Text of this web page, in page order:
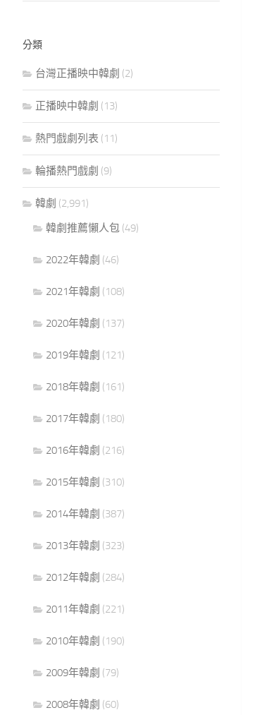
分類
台灣正播映中韓劇 (2)
正播映中韓劇 (13)
熱門戲劇列表 (11)
輪播熱門戲劇 (9)
韓劇 (2,991)
韓劇推薦懶人包 (49)
2022年韓劇 (46)
2021年韓劇 (108)
2020年韓劇 (137)
2019年韓劇 (121)
2018年韓劇 (161)
2017年韓劇 (180)
2016年韓劇 (216)
2015年韓劇 (310)
2014年韓劇 (387)
2013年韓劇 (323)
2012年韓劇 (284)
2011年韓劇 (221)
2010年韓劇 (190)
2009年韓劇 (79)
2008年韓劇 (60)